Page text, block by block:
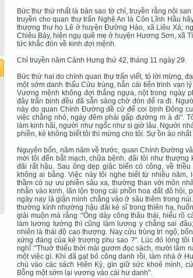
Bức thư thứ nhất là bản sao tờ chỉ, truyền rằng nội
truyền cho quan thự trấn Nghệ An là Côn Lĩnh Hầu
thượng thư họ Lê ở huyện Đường Hào, xã Liêu Xá;
Chiêu Bảy, hiện ngụ quê mẹ ở huyện Hương Sơn, xã
tức khắc đón về kinh đợi mệnh.
Chỉ truyền năm Cảnh Hưng thứ 42, tháng 11 ngày 29.
Bức thứ hai do chính quan thự trấn viết, tỏ lời mừng,
một sớm danh thấu Cửu trùng, hẳn cái tiến trình vạn
Vương mệnh không đợi thắng ngựa, nột trong ngày
đây trấn binh đều đã sẵn sàng chờ đón để ra đi.
này do quan Chính Đường đề cử để coi bịnh Đông
việc chẳng nhỏ, ngày đêm phải gấp đường m à đi".
làm kinh hãi, người như ngốc như si giờ lâu. Người
phiền, kẻ không biết tôi thì mừng cho tôi. Sự ồn ào
Nguyên bốn, năm năm về trước, quan Chính Đường
mời tôi đến bắt mạch, chữa bệnh, đãi tôi như thượng
đãi rất hậu. Sau ông dẹp giặc biển có công, về
không ai bằng. Việc này tôi nghe biết từ nhiều
thầm có sự ưu phiền sâu xa, thường than với môn
nhằn vào kinh, lăn lộn trong cái phồn hoa đất đô hội,
ngày nay là giận mình chẳng vào ở sâu thêm trong
thường kính nhường hậu đãi kẻ sĩ trong thiên hạ,
giải muộn mà rằng :"Ông dày công thâu thái, hiểu rõ
làm lương tướng thì cũng làm lương y chẳng sai
nhiên là thái độ cao thượng. Nay cửu trùng tri ngộ,
xứng đáng của kẻ trượng phu sao ?". Lúc đó lòng tôi
nghĩ :"Thuở thiếu thời mài gươm đọc sách, mười lăm
một việc gì. Khi đã gạt bỏ công danh rồi, làm nhà ở
chú vào các sách Hiên Kỳ, gìn giữ sức khoẻ mình,
Bỗng một sớm lại vương vào cái hư danh".